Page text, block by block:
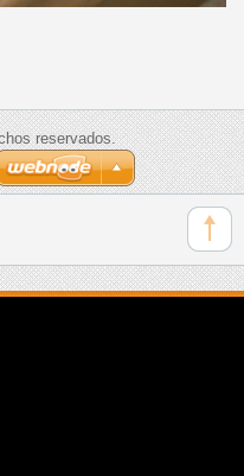
reservados.